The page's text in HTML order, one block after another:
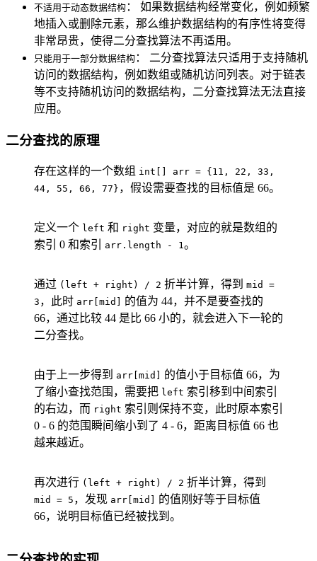
不适用于动态数据结构 ： 如果数据结构经常变化，例如频繁
地插入或删除元素，那么维护数据结构的有序性将变得
非常昂贵，使得二分查找算法不再适用。
只能用于一部分数据结构 ： 二分查找算法只适用于支持随机
访问的数据结构，例如数组或随机访问列表。对于链表
等不支持随机访问的数据结构，二分查找算法无法直接
应用。
二分查找的原理
存在这样的一个数组 int[] arr = {11, 22, 33,
44, 55, 66, 77} ，假设需要查找的目标值是 66。
定义一个 left 和 right 变量，对应的就是数组的
索引 0 和索引
arr.length - 1。
通过 (left + right) / 2 折半计算，得到 mid =
3 ，此时 arr[mid]
的值为 44，并不是要查找的
66，通过比较 44 是比 66 小的，就会进入下一轮的
二分查找。
由于上一步得到 arr[mid]
的值小于目标值 66，为
了缩小查找范围，需要把 left 索引移到中间索引
的右边，而 right 索引则保持不变，此时原本索引
0 - 6 的范围瞬间缩小到了 4 - 6，距离目标值 66 也
越来越近。
再次进行 (left + right) / 2 折半计算，得到
mid = 5 ，发现 arr[mid]
的值刚好等于目标值
66，说明目标值已经被找到。